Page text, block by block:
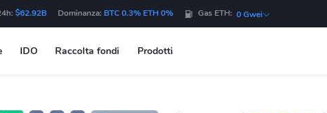
$62.92B Dominanza: BTC 0.3% ETH 0% Gas ETH: 0 Gwei
IDO Raccolta fondi Prodotti